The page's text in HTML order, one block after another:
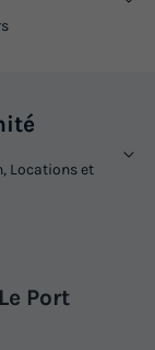
Locations et
Port